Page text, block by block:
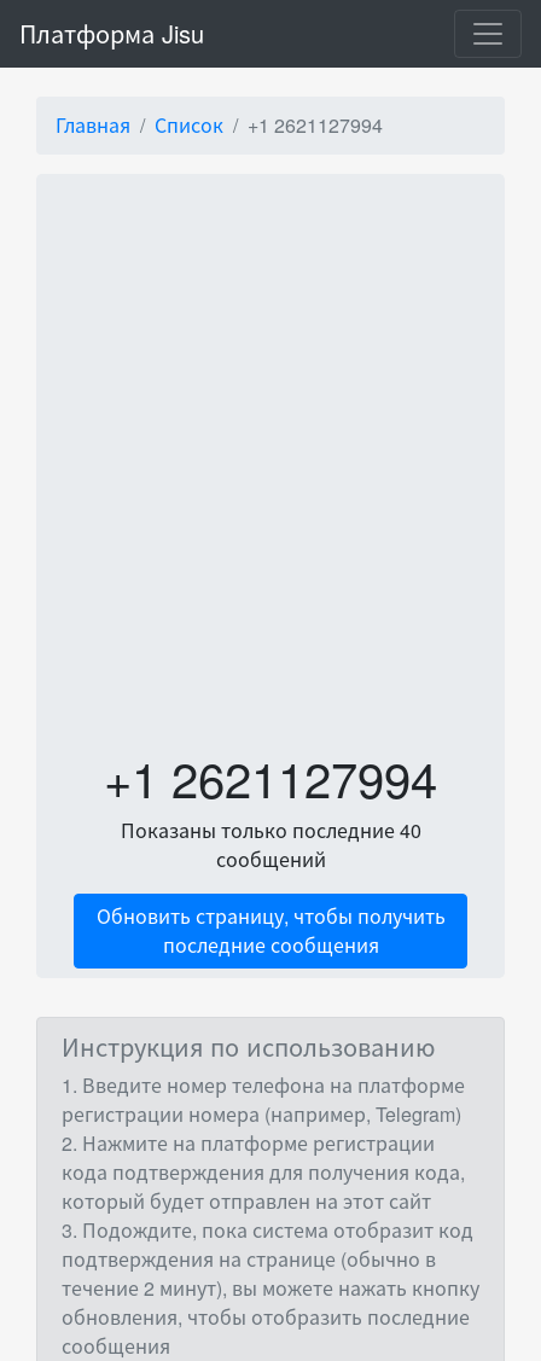
Платформа Jisu
Главная Список +1 2621127994
+1 2621127994
Показаны только последние 40
сообщений
Обновить страницу, чтобы получить
последние сообщения
Инструкция по использованию
1. Введите номер телефона на платформе
регистрации номера (например, Telegram)
2. Нажмите на платформе регистрации
кода подтверждения для получения кода,
который будет отправлен на этот сайт
3. Подождите, пока система отобразит код
подтверждения на странице (обычно в
течение 2 минут), вы можете нажать кнопку
обновления, чтобы отобразить последние
сообщения